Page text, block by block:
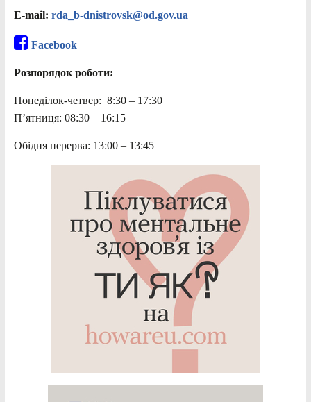
E-mail: rda_b-dnistrovsk@od.gov.ua
Facebook
Розпорядок роботи:
Понеділок-четвер: 8:30 – 17:30
П’ятниця: 08:30 – 16:15
Обідня перерва: 13:00 – 13:45